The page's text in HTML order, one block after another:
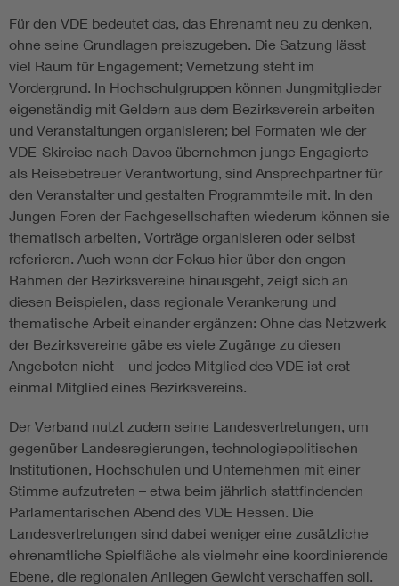
Für den VDE bedeutet das, das Ehrenamt neu zu denken,
ohne seine Grundlagen preiszugeben. Die Satzung lässt
viel Raum für Engagement; Vernetzung steht im
Vordergrund. In Hochschulgruppen können Jungmitglieder
eigenständig mit Geldern aus dem Bezirksverein arbeiten
und Veranstaltungen organisieren; bei Formaten wie der
VDE-Skireise nach Davos übernehmen junge Engagierte
als Reisebetreuer Verantwortung, sind Ansprechpartner für
den Veranstalter und gestalten Programmteile mit. In den
Jungen Foren der Fachgesellschaften wiederum können sie
thematisch arbeiten, Vorträge organisieren oder selbst
referieren. Auch wenn der Fokus hier über den engen
Rahmen der Bezirksvereine hinausgeht, zeigt sich an
diesen Beispielen, dass regionale Verankerung und
thematische Arbeit einander ergänzen: Ohne das Netzwerk
der Bezirksvereine gäbe es viele Zugänge zu diesen
Angeboten nicht – und jedes Mitglied des VDE ist erst
einmal Mitglied eines Bezirksvereins.
Der Verband nutzt zudem seine Landesvertretungen, um
gegenüber Landesregierungen, technologiepolitischen
Institutionen, Hochschulen und Unternehmen mit einer
Stimme aufzutreten – etwa beim jährlich stattfindenden
Parlamentarischen Abend des VDE Hessen. Die
Landesvertretungen sind dabei weniger eine zusätzliche
ehrenamtliche Spielfläche als vielmehr eine koordinierende
Ebene, die regionalen Anliegen Gewicht verschaffen soll.